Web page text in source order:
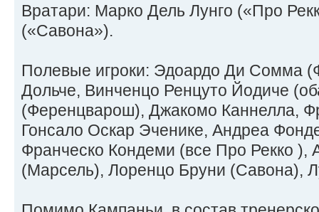
Вратари: Марко Дель Лунго («Про
(«Савона»).
Полевые игроки: Эдоардо Ди Сомма
Дольче, Винченцо Ренцуто Йодиче
(Ференцварош), Джакомо Каннелла,
Гонсало Оскар Эченике, Андреа
Франческо Кондеми (все Про Рекко ),
(Марсель), Лоренцо Бруни (Савона),